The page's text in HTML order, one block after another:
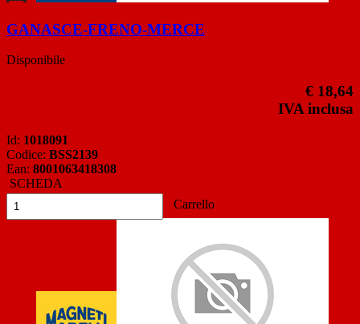
GANASCE-FRENO-MERCE
Disponibile
€ 18,64
IVA inclusa
Id: 1018091
Codice: BSS2139
Ean: 8001063418308
SCHEDA
Carrello